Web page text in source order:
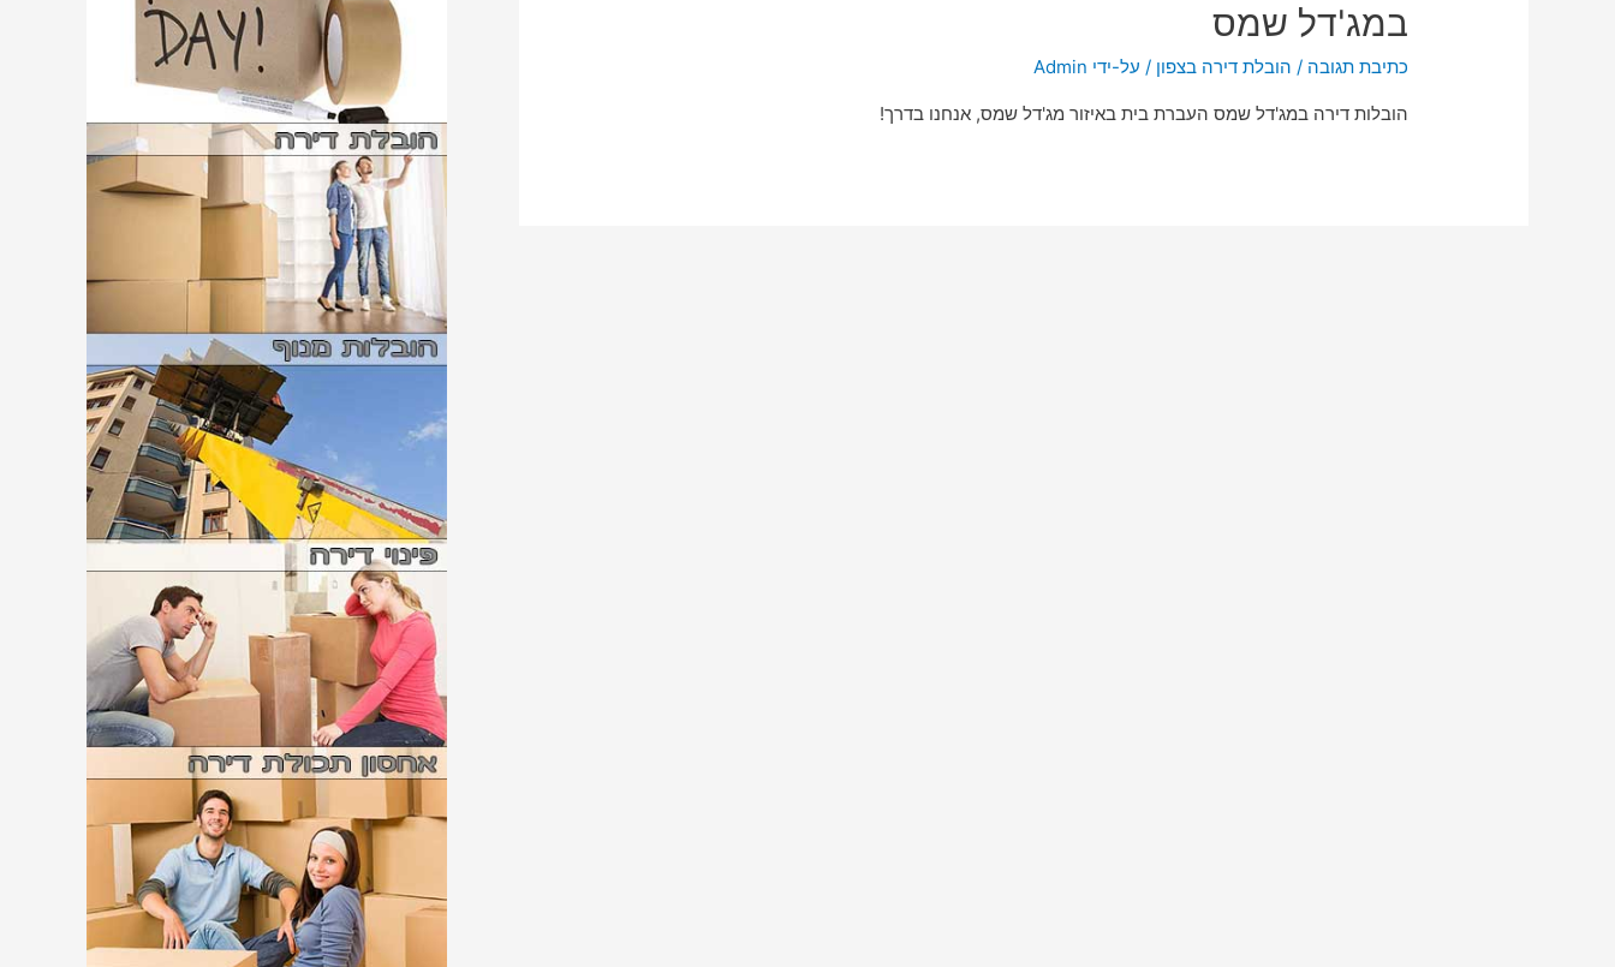
במג'דל שמס
כתיבת תגובה / הובלת דירה בצפון / על-ידי Admin
הובלות דירה במג'דל שמס העברת בית באיזור מג'דל שמס, אנחנו בדרך!